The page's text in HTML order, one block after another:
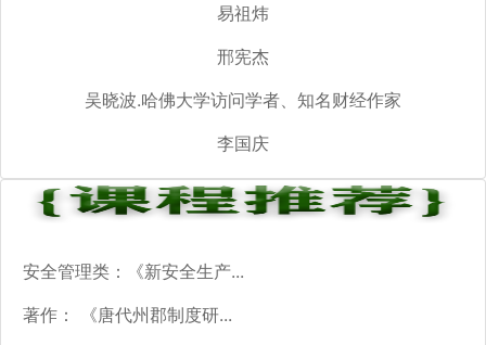
易祖炜
邢宪杰
吴晓波.哈佛大学访问学者、知名财经作家
李国庆
安全管理类：《新安全生产...
著作： 《唐代州郡制度研...